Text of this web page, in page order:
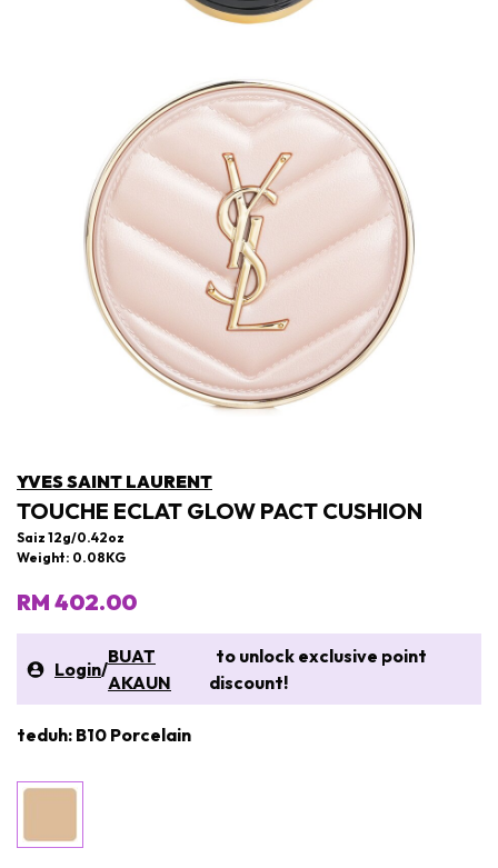
YVES SAINT LAURENT
TOUCHE ECLAT GLOW PACT CUSHION
Saiz 12g/0.42oz
Weight: 0.08KG
RM 402.00
Login/
BUAT
AKAUN
to unlock exclusive point
discount!
teduh: B10 Porcelain